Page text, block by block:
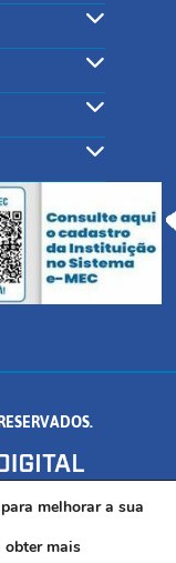
FORMIGA/MG - CEP:
melhorar a sua
obter mais